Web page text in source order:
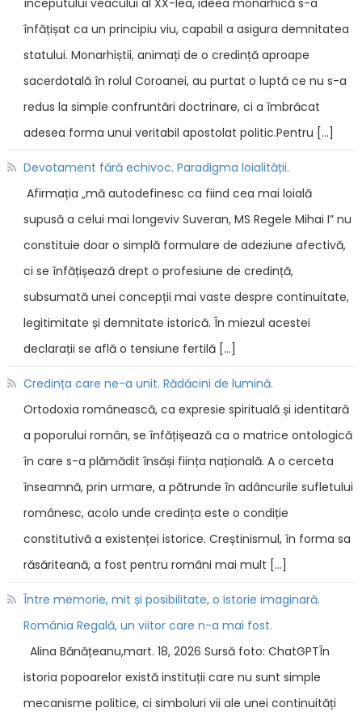
înfățișat ca un principiu viu, capabil a asigura demnitatea
statului. Monarhiștii, animați de o credință aproape
sacerdotală în rolul Coroanei, au purtat o luptă ce nu s-a
redus la simple confruntări doctrinare, ci a îmbrăcat
adesea forma unui veritabil apostolat politic.Pentru […]
Devotament fără echivoc. Paradigma loialității.
Afirmația „mă autodefinesc ca fiind cea mai loială
supusă a celui mai longeviv Suveran, MS Regele Mihai I” nu
constituie doar o simplă formulare de adeziune afectivă,
ci se înfățișează drept o profesiune de credință,
subsumată unei concepții mai vaste despre continuitate,
legitimitate și demnitate istorică. În miezul acestei
declarații se află o tensiune fertilă […]
Credința care ne-a unit. Rădăcini de lumină.
Ortodoxia românească, ca expresie spirituală și identitară
a poporului român, se înfățișează ca o matrice ontologică
în care s-a plămădit însăși ființa națională. A o cerceta
înseamnă, prin urmare, a pătrunde în adâncurile sufletului
românesc, acolo unde credința este o condiție
constitutivă a existenței istorice. Creștinismul, în forma sa
răsăriteană, a fost pentru români mai mult […]
Între memorie, mit și posibilitate, o istorie imaginară.
România Regală, un viitor care n-a mai fost.
Alina Bănățeanu,mart. 18, 2026 Sursă foto: ChatGPTÎn
istoria popoarelor există instituții care nu sunt simple
mecanisme politice, ci simboluri vii ale unei continuități